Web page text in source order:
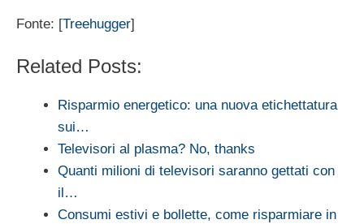
Fonte: [Treehugger]
Related Posts:
Risparmio energetico: una nuova etichettatura
sui…
Televisori al plasma? No, thanks
Quanti milioni di televisori saranno gettati con
il…
Consumi estivi e bollette, come risparmiare in